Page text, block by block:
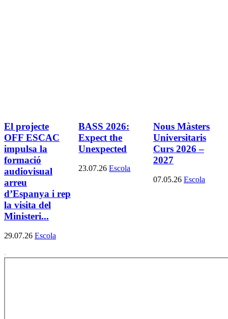
El projecte
OFF ESCAC
impulsa la
formació
audiovisual
arreu
d’Espanya i rep
la visita del
Ministeri...
29.07.26 Escola
BASS 2026:
Expect the
Unexpected
23.07.26 Escola
Nous Màsters
Universitaris
Curs 2026 –
2027
07.05.26 Escola